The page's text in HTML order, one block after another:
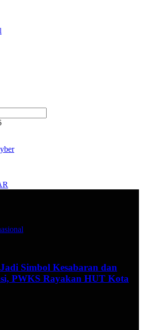
Simbol Kesabaran dan
PWKS Rayakan HUT Kota